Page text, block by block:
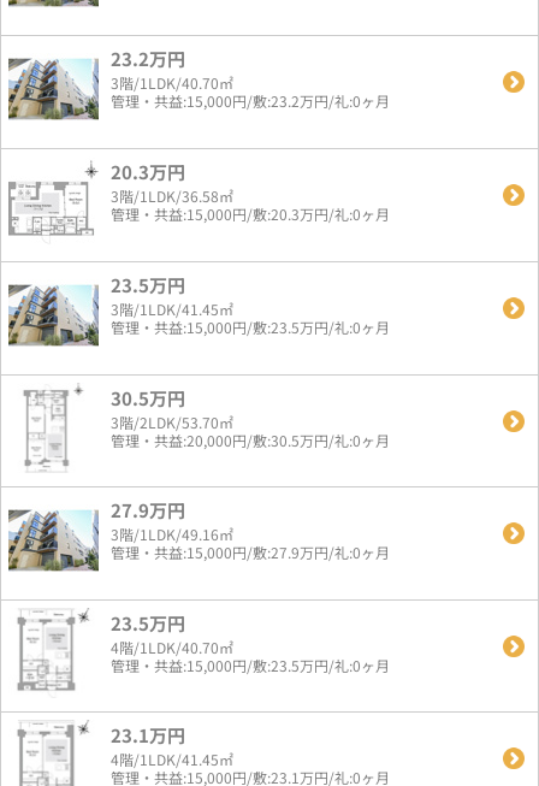
23.2万円
3階/1LDK/40.70㎡
管理・共益:15,000円/敷:23.2万円/礼:0ヶ月
20.3万円
3階/1LDK/36.58㎡
管理・共益:15,000円/敷:20.3万円/礼:0ヶ月
23.5万円
3階/1LDK/41.45㎡
管理・共益:15,000円/敷:23.5万円/礼:0ヶ月
30.5万円
3階/2LDK/53.70㎡
管理・共益:20,000円/敷:30.5万円/礼:0ヶ月
27.9万円
3階/1LDK/49.16㎡
管理・共益:15,000円/敷:27.9万円/礼:0ヶ月
23.5万円
4階/1LDK/40.70㎡
管理・共益:15,000円/敷:23.5万円/礼:0ヶ月
23.1万円
4階/1LDK/41.45㎡
管理・共益:15,000円/敷:23.1万円/礼:0ヶ月